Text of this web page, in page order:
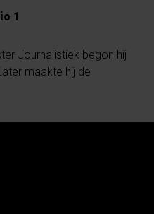
1
Journalistiek begon hij
maakte hij de